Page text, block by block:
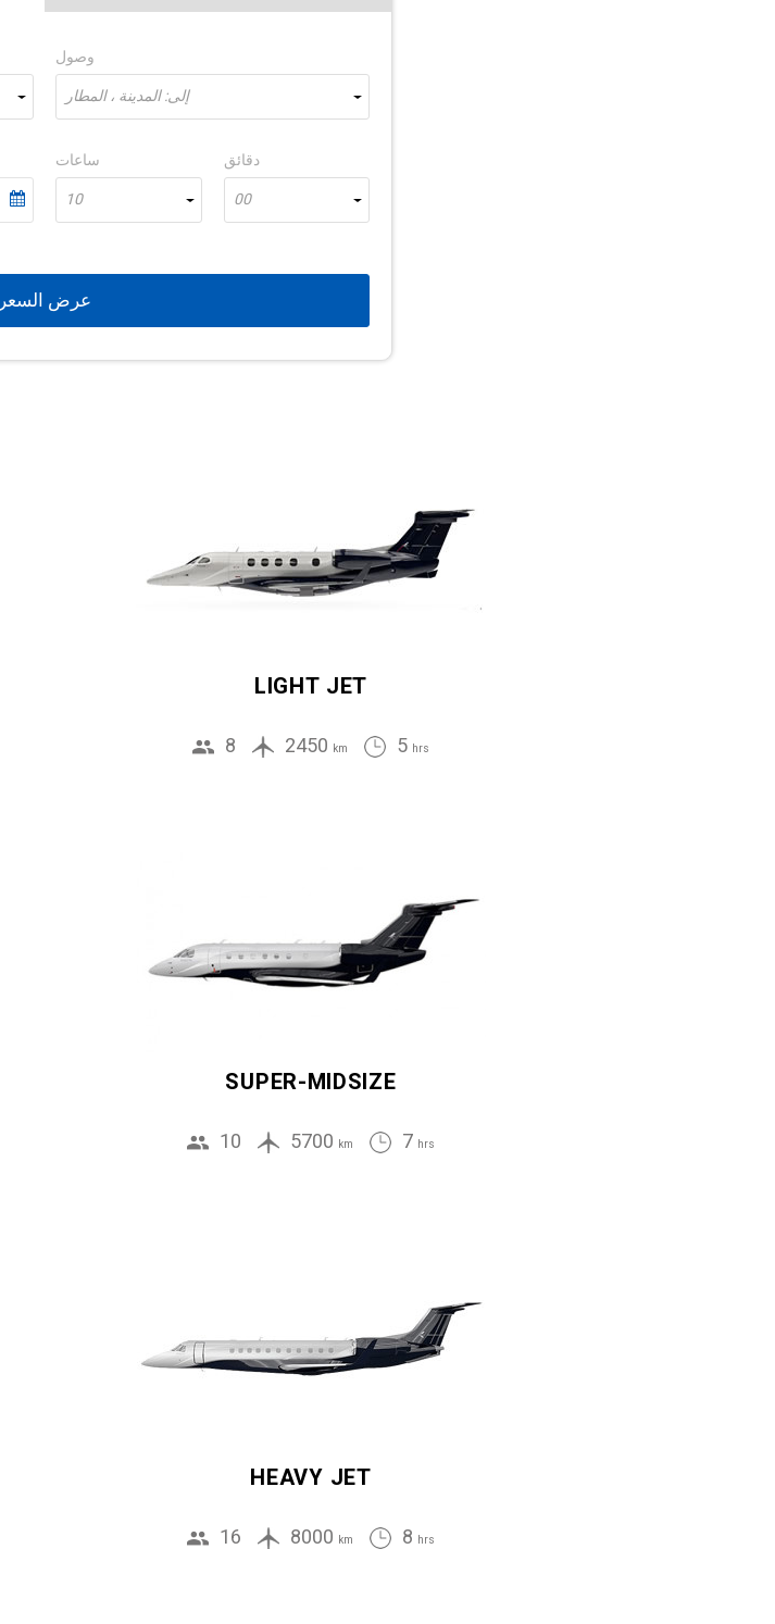
وصول
إلى: المدينة ، المطار
ساعات
10
دقائق
00
عرض السعر
LIGHT JET
8 2450 km 5 hrs
SUPER-MIDSIZE
10 5700 km 7 hrs
HEAVY JET
16 8000 km 8 hrs